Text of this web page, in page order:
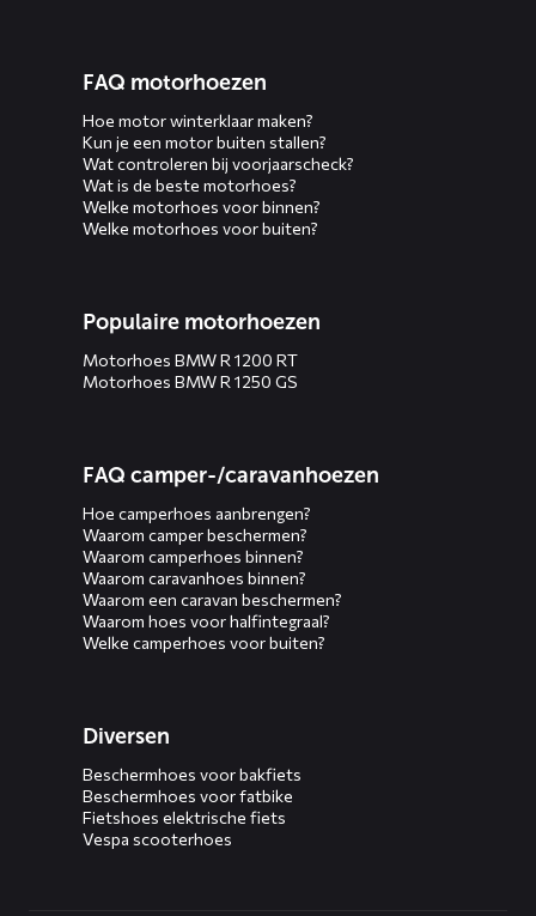
FAQ motorhoezen
Hoe motor winterklaar maken?
Kun je een motor buiten stallen?
Wat controleren bij voorjaarscheck?
Wat is de beste motorhoes?
Welke motorhoes voor binnen?
Welke motorhoes voor buiten?
Populaire motorhoezen
Motorhoes BMW R 1200 RT
Motorhoes BMW R 1250 GS
FAQ camper-/caravanhoezen
Hoe camperhoes aanbrengen?
Waarom camper beschermen?
Waarom camperhoes binnen?
Waarom caravanhoes binnen?
Waarom een caravan beschermen?
Waarom hoes voor halfintegraal?
Welke camperhoes voor buiten?
Diversen
Beschermhoes voor bakfiets
Beschermhoes voor fatbike
Fietshoes elektrische fiets
Vespa scooterhoes